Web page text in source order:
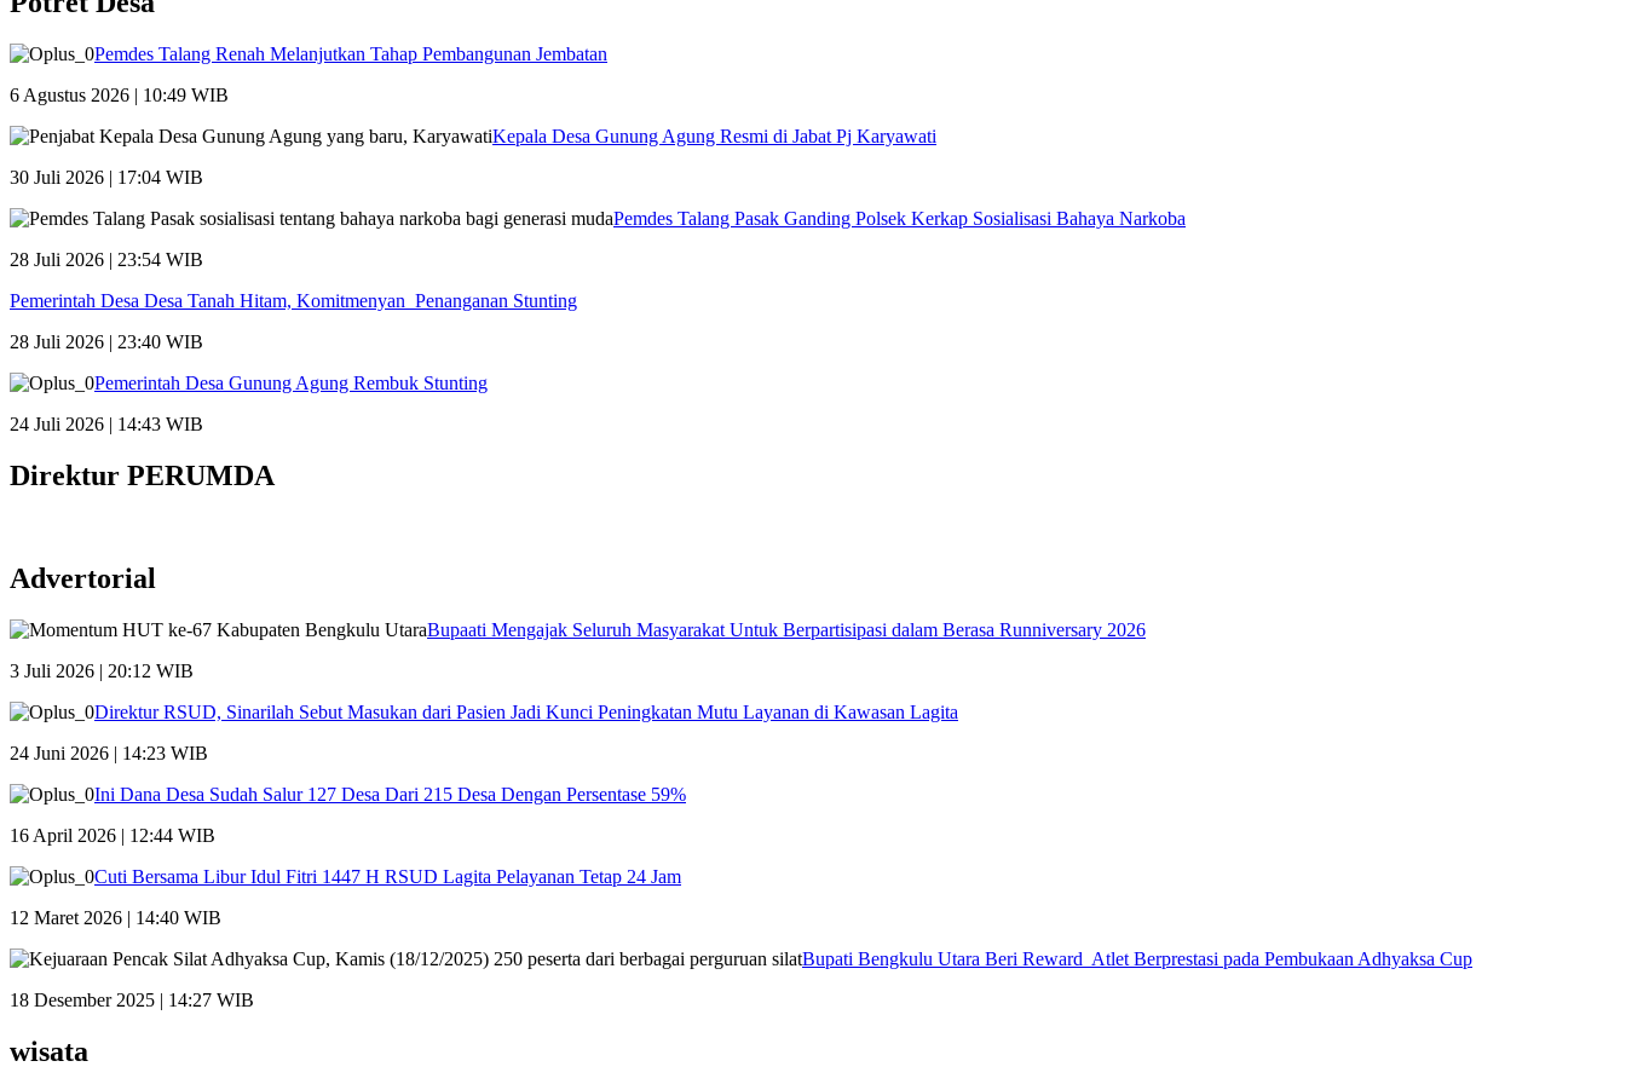
Pemdes Talang Renah Melanjutkan Tahap Pembangunan Jembatan
6 Agustus 2026 | 10:49 WIB
Kepala Desa Gunung Agung Resmi di Jabat Pj Karyawati
30 Juli 2026 | 17:04 WIB
Pemdes Talang Pasak Ganding Polsek Kerkap Sosialisasi Bahaya Narkoba
28 Juli 2026 | 23:54 WIB
Pemerintah Desa Desa Tanah Hitam, Komitmenyan Penanganan Stunting
28 Juli 2026 | 23:40 WIB
Pemerintah Desa Gunung Agung Rembuk Stunting
24 Juli 2026 | 14:43 WIB
Direktur PERUMDA
Advertorial
Bupaati Mengajak Seluruh Masyarakat Untuk Berpartisipasi dalam Berasa Runniversary 2026
3 Juli 2026 | 20:12 WIB
Direktur RSUD, Sinarilah Sebut Masukan dari Pasien Jadi Kunci Peningkatan Mutu Layanan di Kawasan Lagita
24 Juni 2026 | 14:23 WIB
Ini Dana Desa Sudah Salur 127 Desa Dari 215 Desa Dengan Persentase 59%
16 April 2026 | 12:44 WIB
Cuti Bersama Libur Idul Fitri 1447 H RSUD Lagita Pelayanan Tetap 24 Jam
12 Maret 2026 | 14:40 WIB
Bupati Bengkulu Utara Beri Reward Atlet Berprestasi pada Pembukaan Adhyaksa Cup
18 Desember 2025 | 14:27 WIB
wisata